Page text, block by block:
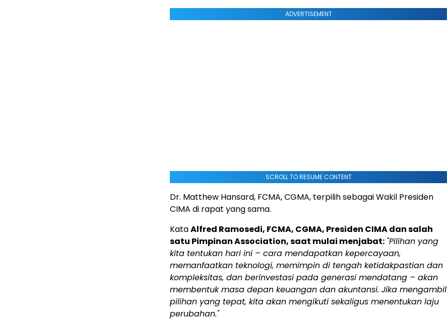
ADVERTISEMENT
SCROLL TO RESUME CONTENT
Dr. Matthew Hansard, FCMA, CGMA, terpilih sebagai Wakil Presiden
CIMA di rapat yang sama.
KataAlfred Ramosedi, FCMA, CGMA, Presiden CIMA dan salah
satu Pimpinan Association, saat mulai menjabat: "Pilihan yang
kita tentukan hari ini – cara mendapatkan kepercayaan,
memanfaatkan teknologi, memimpin di tengah ketidakpastian dan
kompleksitas, dan berinvestasi pada generasi mendatang – akan
membentuk masa depan keuangan dan akuntansi. Jika mengambil
pilihan yang tepat, kita akan mengikuti sekaligus menentukan laju
perubahan."